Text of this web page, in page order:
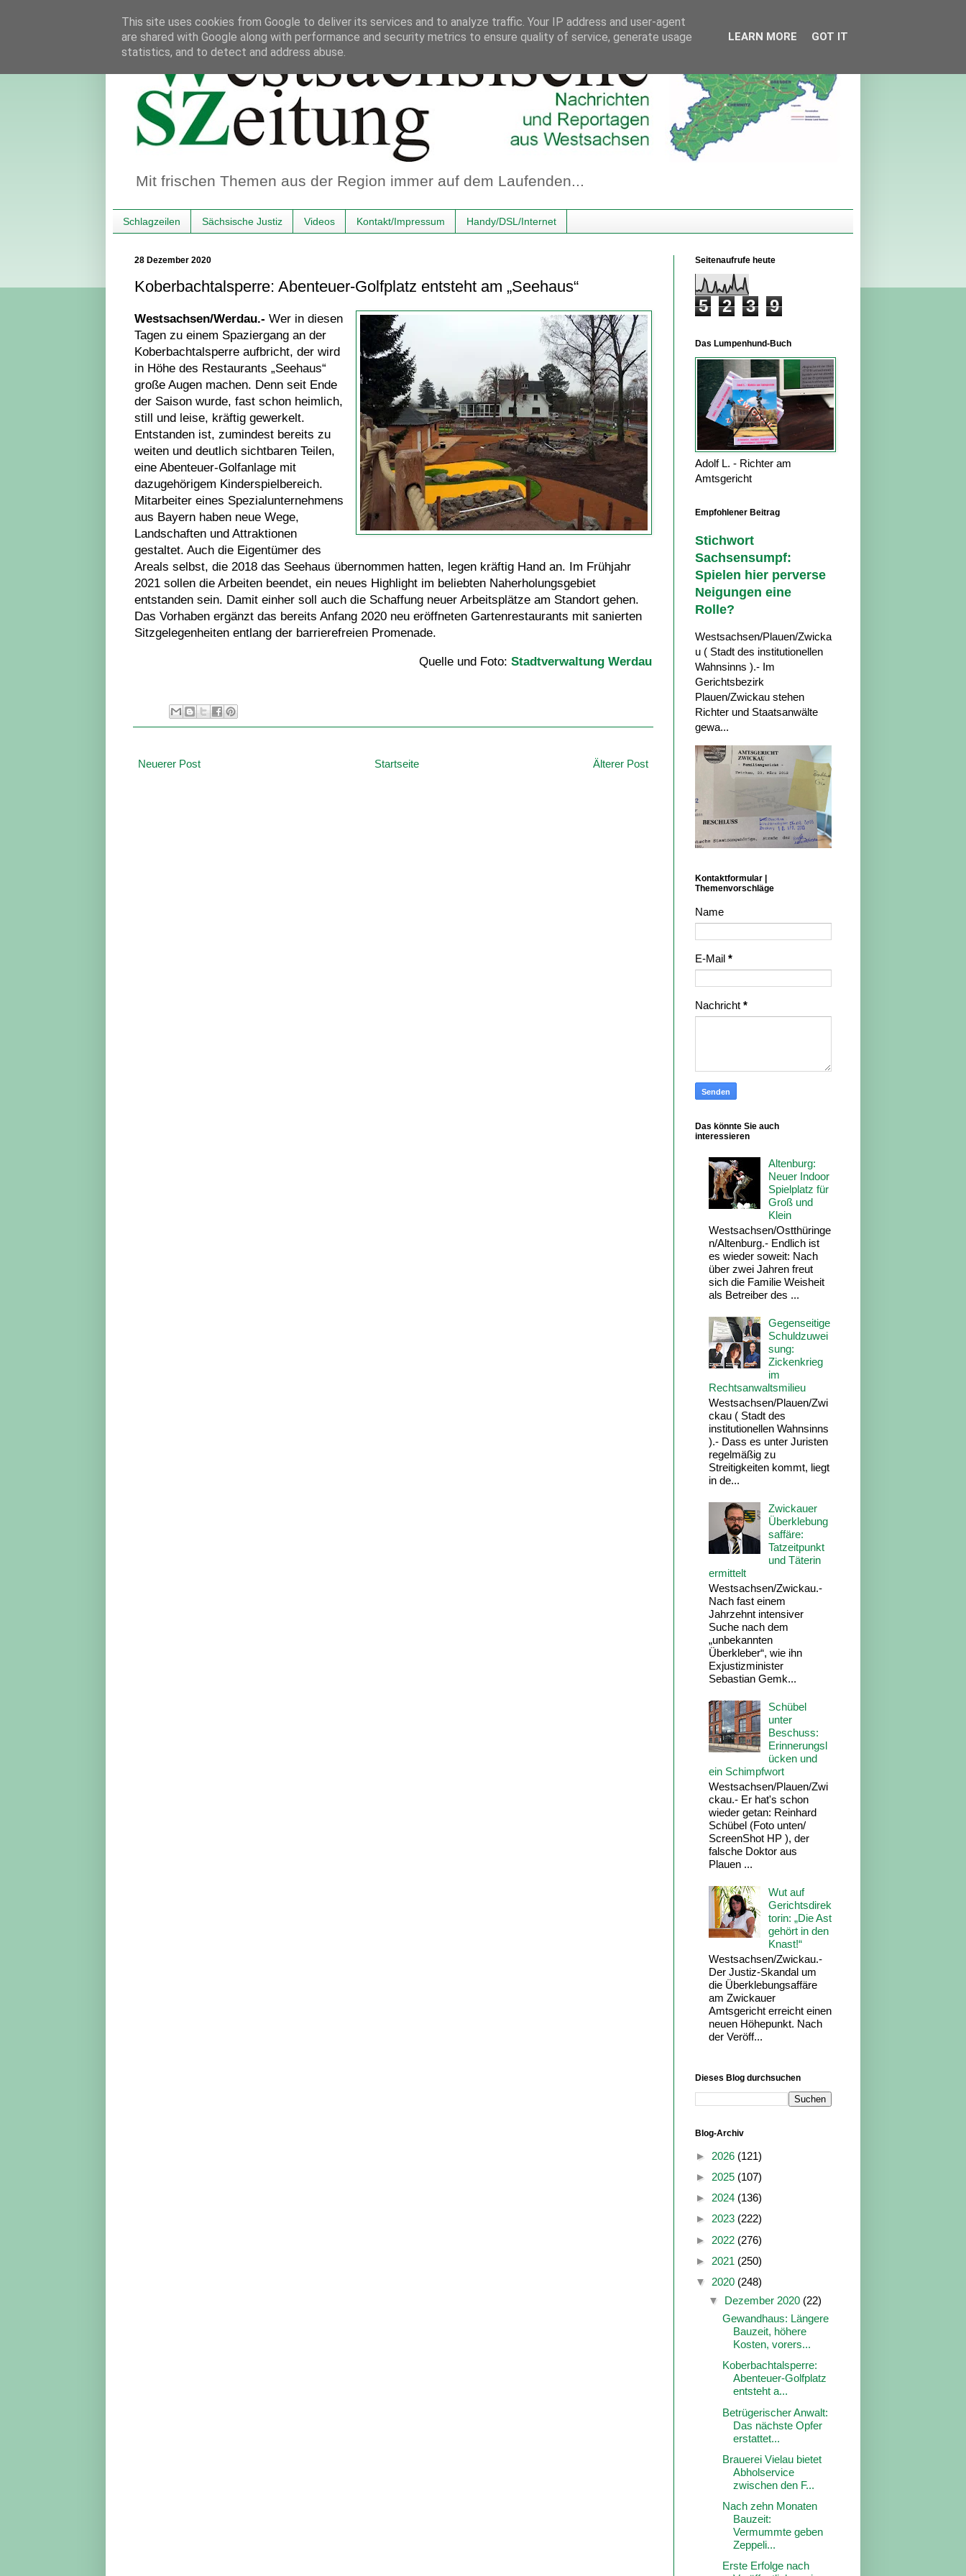
Mit frischen Themen aus der Region immer auf dem Laufenden...
Schlagzeilen Sächsische Justiz Videos Kontakt/Impressum Handy/DSL/Internet
28 Dezember 2020
Koberbachtalsperre: Abenteuer-Golfplatz entsteht am „Seehaus“
Westsachsen/Werdau.- Wer in diesen
Tagen zu einem Spaziergang an der
Koberbachtalsperre aufbricht, der wird
in Höhe des Restaurants „Seehaus“
große Augen machen. Denn seit Ende
der Saison wurde, fast schon heimlich,
still und leise, kräftig gewerkelt.
Entstanden ist, zumindest bereits zu
weiten und deutlich sichtbaren Teilen,
eine Abenteuer-Golfanlage mit
dazugehörigem Kinderspielbereich.
Mitarbeiter eines Spezialunternehmens
aus Bayern haben neue Wege,
Landschaften und Attraktionen
gestaltet. Auch die Eigentümer des
Areals selbst, die 2018 das Seehaus übernommen hatten, legen kräftig Hand an. Im Frühjahr
2021 sollen die Arbeiten beendet, ein neues Highlight im beliebten Naherholungsgebiet
entstanden sein. Damit einher soll auch die Schaffung neuer Arbeitsplätze am Standort gehen.
Das Vorhaben ergänzt das bereits Anfang 2020 neu eröffneten Gartenrestaurants mit sanierten
Sitzgelegenheiten entlang der barrierefreien Promenade.
Quelle und Foto: Stadtverwaltung Werdau
Neuerer Post Älterer Post
Startseite
Seitenaufrufe heute
5 2 3 9
Das Lumpenhund-Buch
Adolf L. - Richter am
Amtsgericht
Empfohlener Beitrag
Stichwort
Sachsensumpf:
Spielen hier perverse
Neigungen eine
Rolle?
Westsachsen/Plauen/Zwicka
u ( Stadt des institutionellen
Wahnsinns ).- Im
Gerichtsbezirk
Plauen/Zwickau stehen
Richter und Staatsanwälte
gewa...
Kontaktformular |
Themenvorschläge
Name
E-Mail *
Nachricht *
Das könnte Sie auch
interessieren
Altenburg:
Neuer Indoor
Spielplatz für
Groß und
Klein
Westsachsen/Ostthüringe
n/Altenburg.- Endlich ist
es wieder soweit: Nach
über zwei Jahren freut
sich die Familie Weisheit
als Betreiber des ...
Gegenseitige
Schuldzuwei
sung:
Zickenkrieg
im
Rechtsanwaltsmilieu
Westsachsen/Plauen/Zwi
ckau ( Stadt des
institutionellen Wahnsinns
).- Dass es unter Juristen
regelmäßig zu
Streitigkeiten kommt, liegt
in de...
Zwickauer
Überklebung
saffäre:
Tatzeitpunkt
und Täterin
ermittelt
Westsachsen/Zwickau.-
Nach fast einem
Jahrzehnt intensiver
Suche nach dem
„unbekannten
Überkleber“, wie ihn
Exjustizminister
Sebastian Gemk...
Schübel
unter
Beschuss:
Erinnerungsl
ücken und
ein Schimpfwort
Westsachsen/Plauen/Zwi
ckau.- Er hat's schon
wieder getan: Reinhard
Schübel (Foto unten/
ScreenShot HP ), der
falsche Doktor aus
Plauen ...
Wut auf
Gerichtsdirek
torin: „Die Ast
gehört in den
Knast!“
Westsachsen/Zwickau.-
Der Justiz-Skandal um
die Überklebungsaffäre
am Zwickauer
Amtsgericht erreicht einen
neuen Höhepunkt. Nach
der Veröff...
Dieses Blog durchsuchen
Blog-Archiv
► 2026 (121)
► 2025 (107)
► 2024 (136)
► 2023 (222)
► 2022 (276)
► 2021 (250)
▼ 2020 (248)
▼ Dezember 2020 (22)
Gewandhaus: Längere
Bauzeit, höhere
Kosten, vorers...
Koberbachtalsperre:
Abenteuer-Golfplatz
entsteht a...
Betrügerischer Anwalt:
Das nächste Opfer
erstattet...
Brauerei Vielau bietet
Abholservice
zwischen den F...
Nach zehn Monaten
Bauzeit:
Vermummte geben
Zeppeli...
Erste Erfolge nach
This site uses cookies from Google to deliver its services and to analyze traffic. Your IP address and user-agent
are shared with Google along with performance and security metrics to ensure quality of service, generate usage
statistics, and to detect and address abuse.
LEARN MORE GOT IT